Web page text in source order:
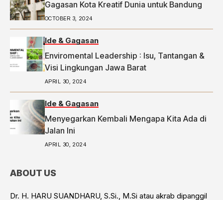
Gagasan Kota Kreatif Dunia untuk Bandung
OCTOBER 3, 2024
Ide & Gagasan
Enviromental Leadership : Isu, Tantangan &
Visi Lingkungan Jawa Barat
APRIL 30, 2024
Ide & Gagasan
Menyegarkan Kembali Mengapa Kita Ada di
Jalan Ini
APRIL 30, 2024
ABOUT US
Dr. H. HARU SUANDHARU, S.Si., M.Si atau akrab dipanggil